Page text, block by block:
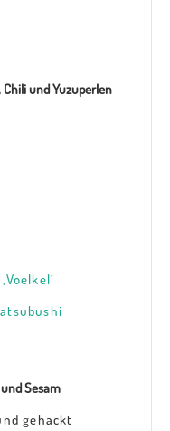
und Yuzuperlen
Sesam
gehackt